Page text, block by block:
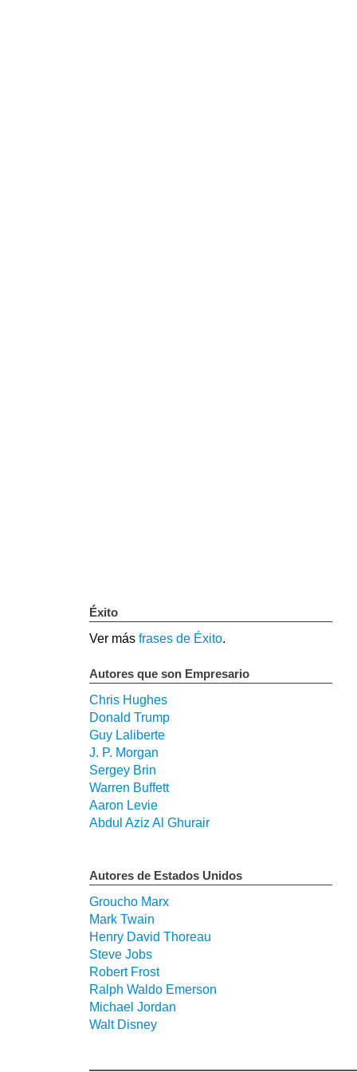
Éxito
Ver más frases de Éxito.
Autores que son Empresario
Chris Hughes
Donald Trump
Guy Laliberte
J. P. Morgan
Sergey Brin
Warren Buffett
Aaron Levie
Abdul Aziz Al Ghurair
Autores de Estados Unidos
Groucho Marx
Mark Twain
Henry David Thoreau
Steve Jobs
Robert Frost
Ralph Waldo Emerson
Michael Jordan
Walt Disney